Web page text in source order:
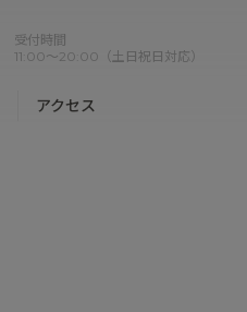
受付時間
11:00〜20:00（土日祝日対応）
アクセス